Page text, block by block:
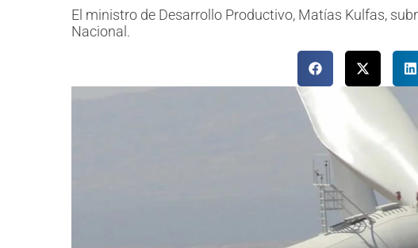
El ministro de Desarrollo Productivo, Matías Kulfas,
Nacional.